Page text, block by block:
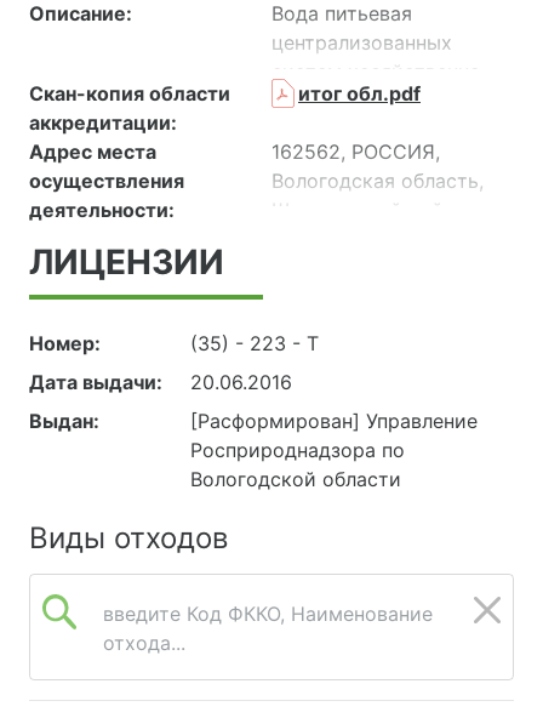
Описание:
Вода питьевая
централизованных
систем хозяйственно-
питьевого
поверхностных
источников
подземная), вода
очищенная, вода
плавательных
бассейнов,
дистиллированная вода.
Скан-копия области
аккредитации:
итог обл.pdf
Адрес места
осуществления
деятельности:
162562, РОССИЯ,
Вологодская область,
Шекснинский район,
Шекснинский район,
пос. Шексна, ул.
Шоссейная, д. 2 а
ЛИЦЕНЗИИ
Номер:
(35) - 223 - Т
Дата выдачи:
20.06.2016
Выдан:
[Расформирован] Управление
Росприроднадзора по
Вологодской области
Виды отходов
введите Код ФККО, Наименование
отхода...